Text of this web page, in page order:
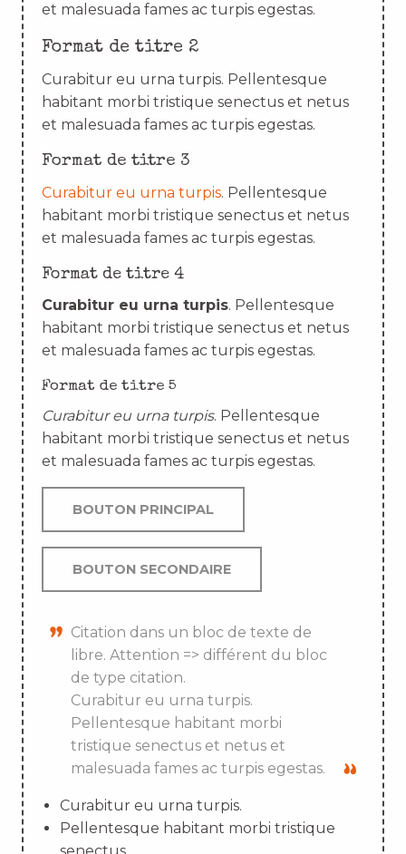
et malesuada fames ac turpis egestas.
Format de titre 2
Curabitur eu urna turpis. Pellentesque
habitant morbi tristique senectus et netus
et malesuada fames ac turpis egestas.
Format de titre 3
Curabitur eu urna turpis. Pellentesque
habitant morbi tristique senectus et netus
et malesuada fames ac turpis egestas.
Format de titre 4
Curabitur eu urna turpis. Pellentesque
habitant morbi tristique senectus et netus
et malesuada fames ac turpis egestas.
Format de titre 5
Curabitur eu urna turpis. Pellentesque
habitant morbi tristique senectus et netus
et malesuada fames ac turpis egestas.
BOUTON PRINCIPAL
BOUTON SECONDAIRE
Citation dans un bloc de texte de
libre. Attention => différent du bloc
de type citation.
Curabitur eu urna turpis.
Pellentesque habitant morbi
tristique senectus et netus et
malesuada fames ac turpis egestas.
Curabitur eu urna turpis.
Pellentesque habitant morbi tristique